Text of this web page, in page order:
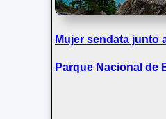
Mujer sendata junto
Parque Nacional de